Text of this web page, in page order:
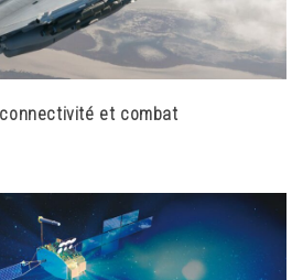
connectivité et combat